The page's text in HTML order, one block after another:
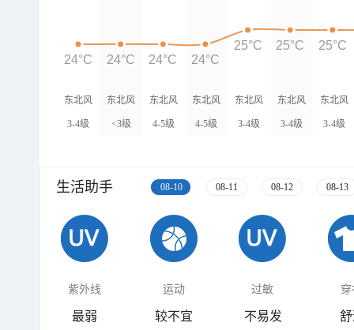
东北风
3-4级
东北风
<3级
东北风
4-5级
东北风
4-5级
东北风
3-4级
东北风
3-4级
东北风
3-4级
24°C 24°C 24°C 24°C
25°C 25°C 25°C
生活助手 08-10 08-11 08-12 08-13
紫外线 运动 过敏 穿
最弱 较不宜 不易发